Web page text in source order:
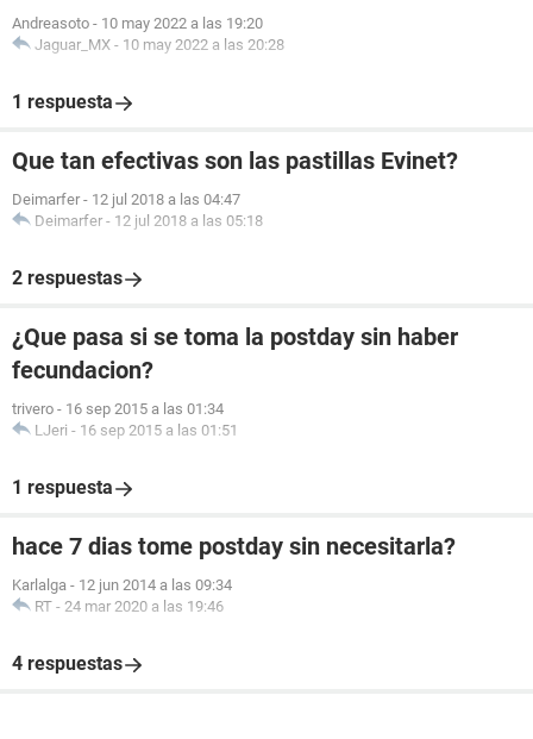
Andreasoto - 10 may 2022 a las 19:20
Jaguar_MX - 10 may 2022 a las 20:28
1 respuesta
Que tan efectivas son las pastillas Evinet?
Deimarfer - 12 jul 2018 a las 04:47
Deimarfer - 12 jul 2018 a las 05:18
2 respuestas
¿Que pasa si se toma la postday sin haber
fecundacion?
trivero - 16 sep 2015 a las 01:34
LJeri - 16 sep 2015 a las 01:51
1 respuesta
hace 7 dias tome postday sin necesitarla?
Karlalga - 12 jun 2014 a las 09:34
RT - 24 mar 2020 a las 19:46
4 respuestas